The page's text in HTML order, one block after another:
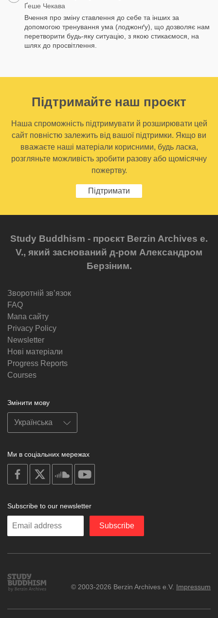
Ґеше Чекава
Вчення про зміну ставлення до себе та інших за
допомогою тренування ума (лоджонґу), що дозволяє нам
перетворити будь-яку ситуацію, з якою стикаємося, на
шлях до просвітлення.
Підтримайте наш проєкт
Наша спроможність підтримувати й розширювати цей
сайт повністю залежить від вашої підтримки. Якщо ви
вважаєте наші матеріали корисними, будь ласка,
розгляньте можливість зробити разову або щомісячну
пожертву.
Підтримати
Study Buddhism - проєкт Berzin Archives e.
V., який заснований д-ром Александром
Берзіним.
Зворотній звʼязок
FAQ
Мапа сайту
Privacy Policy
Newsletter
Нові матеріали
Progress Reports
Courses
Змінити мову
Ми в соціальних мережах
on
facebook
soundcloud
Subscribe to our newsletter
Enter
Subscribe
Study
Buddhism
© 2003-2026 Berzin Archives e.V. Impressum